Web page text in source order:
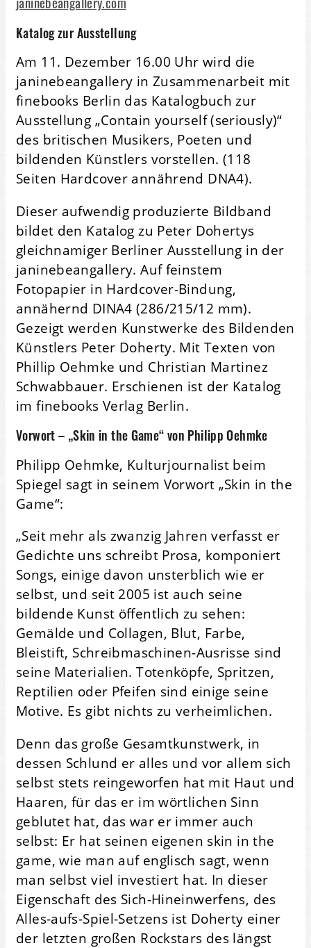
Katalog zur Ausstellung
Am 11. Dezember 16.00 Uhr wird die
janinebeangallery in Zusammenarbeit mit
finebooks Berlin das Katalogbuch zur
Ausstellung „Contain yourself (seriously)“
des britischen Musikers, Poeten und
bildenden Künstlers vorstellen. (118
Seiten Hardcover annährend DNA4).
Dieser aufwendig produzierte Bildband
bildet den Katalog zu Peter Dohertys
gleichnamiger Berliner Ausstellung in der
janinebeangallery. Auf feinstem
Fotopapier in Hardcover-Bindung,
annähernd DINA4 (286/215/12 mm).
Gezeigt werden Kunstwerke des Bildenden
Künstlers Peter Doherty. Mit Texten von
Phillip Oehmke und Christian Martinez
Schwabbauer. Erschienen ist der Katalog
im finebooks Verlag Berlin.
Vorwort – „Skin in the Game“ von Philipp Oehmke
Philipp Oehmke, Kulturjournalist beim
Spiegel sagt in seinem Vorwort „Skin in the
Game“:
„Seit mehr als zwanzig Jahren verfasst er
Gedichte uns schreibt Prosa, komponiert
Songs, einige davon unsterblich wie er
selbst, und seit 2005 ist auch seine
bildende Kunst öffentlich zu sehen:
Gemälde und Collagen, Blut, Farbe,
Bleistift, Schreibmaschinen-Ausrisse sind
seine Materialien. Totenköpfe, Spritzen,
Reptilien oder Pfeifen sind einige seine
Motive. Es gibt nichts zu verheimlichen.
Denn das große Gesamtkunstwerk, in
dessen Schlund er alles und vor allem sich
selbst stets reingeworfen hat mit Haut und
Haaren, für das er im wörtlichen Sinn
geblutet hat, das war er immer auch
selbst: Er hat seinen eigenen skin in the
game, wie man auf englisch sagt, wenn
man selbst viel investiert hat. In dieser
Eigenschaft des Sich-Hineinwerfens, des
Alles-aufs-Spiel-Setzens ist Doherty einer
der letzten großen Rockstars des längst